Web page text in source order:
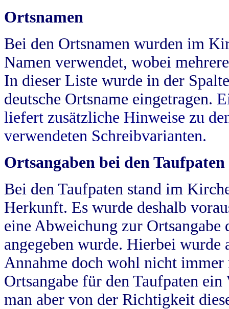
Ortsnamen
Bei den Ortsnamen wurden im
Namen verwendet, wobei
In dieser Liste wurde in der
deutsche Ortsname eingetragen.
liefert zusätzliche Hinweise zu
verwendeten Schreibvarianten.
Ortsangaben bei den Taufpaten
Bei den Taufpaten stand im
Herkunft. Es wurde deshalb
eine Abweichung zur
angegeben wurde. Hierbei wurde
Annahme doch wohl nicht
Ortsangabe für den Taufpaten
man aber von der Richtigkeit